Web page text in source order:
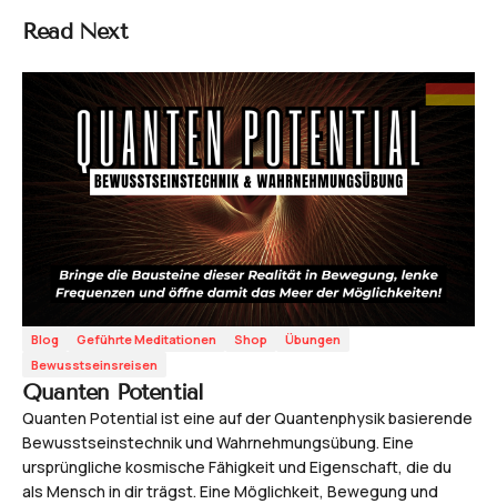
Read Next
Blog Geführte Meditationen Shop
Übungen
Bewusstseinsreisen
Quanten Potential
Quanten Potential ist eine auf der Quantenphysik basierende
Bewusstseinstechnik und Wahrnehmungsübung. Eine
ursprüngliche kosmische Fähigkeit und Eigenschaft, die du
als Mensch in dir trägst. Eine Möglichkeit, Bewegung und